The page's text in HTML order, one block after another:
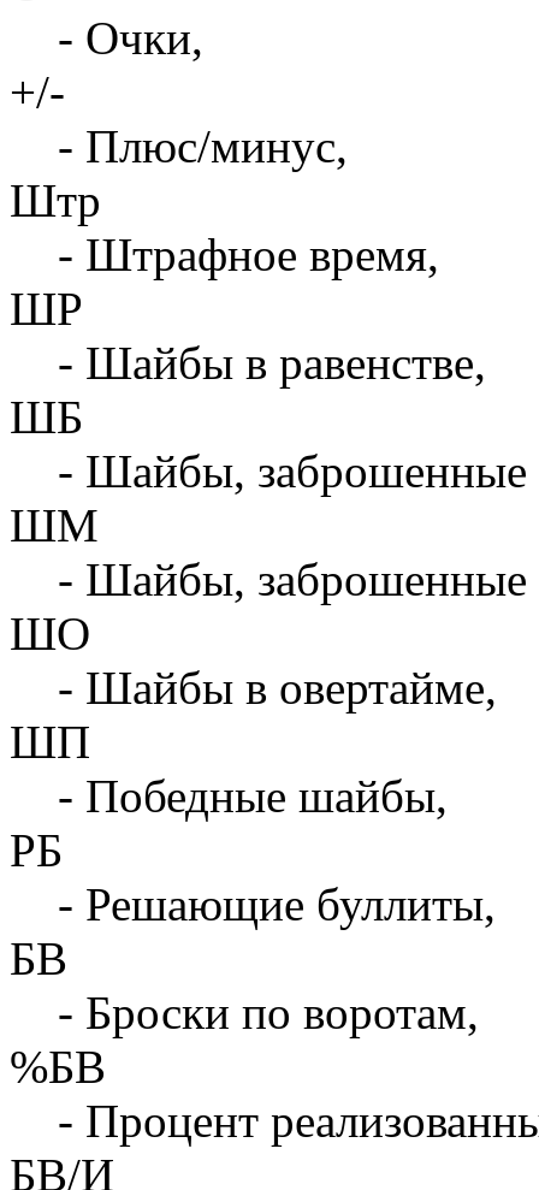
- Очки,
+/-
- Плюс/минус,
Штр
- Штрафное время,
ШР
- Шайбы в равенстве,
ШБ
- Шайбы, заброшенные
ШМ
- Шайбы, заброшенные
ШО
- Шайбы в овертайме,
ШП
- Победные шайбы,
РБ
- Решающие буллиты,
БВ
- Броски по воротам,
%БВ
- Процент
БВ/И